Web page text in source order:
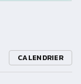
CALENDRIER